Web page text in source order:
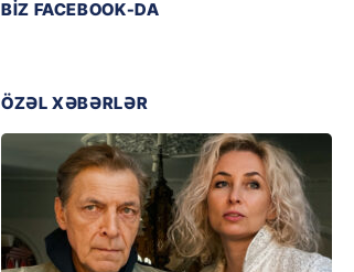
keçmiş və sürətli qaçış
GÜNDƏM
sayanlar evlənməsə yaxşıdır” —
Deputat
08.08.2026- 15:37 204
MANŞET
BIZ FACEBOOK-DA
ÖZƏL XƏBƏRLƏR